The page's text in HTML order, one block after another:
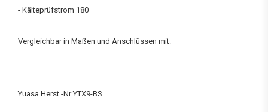
- Kälteprüfstrom 180
Vergleichbar in Maßen und Anschlüssen mit:
Yuasa Herst.-Nr YTX9-BS